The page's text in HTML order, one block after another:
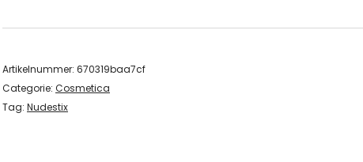
Artikelnummer: 670319baa7cf
Categorie: Cosmetica
Tag: Nudestix